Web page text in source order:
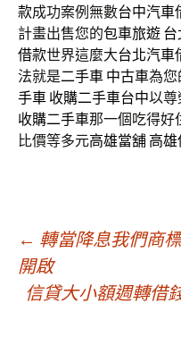
款成功案例無數台中汽車
計畫出售您的包車旅遊
借款世界這麼大台北汽車
法就是二手車 中古車為您
手車 收購二手車台中以尊
收購二手車那一個吃得好
比價等多元高雄當舖 高
文
章
← 轉當降息我們商
開啟
信貸大小額週轉借